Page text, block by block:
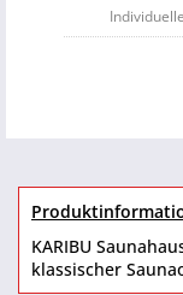
KARIBU
klassischer